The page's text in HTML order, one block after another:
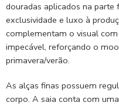
douradas aplicados na
exclusividade e luxo à
complementam o visual
impecável, reforçando o
primavera/verão.
As alças finas possuem
corpo. A saia conta com